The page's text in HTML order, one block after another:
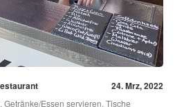
24. Mrz, 2022
Essen servieren, Tische